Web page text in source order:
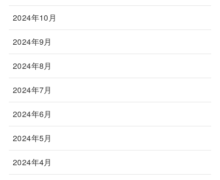
2024年10月
2024年9月
2024年8月
2024年7月
2024年6月
2024年5月
2024年4月